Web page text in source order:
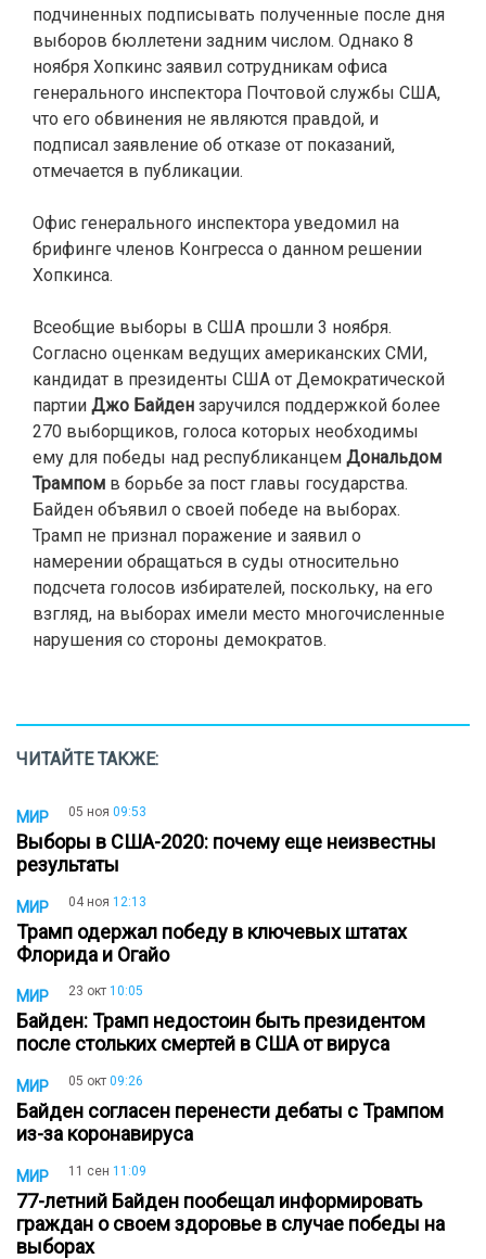
подчиненных подписывать полученные после дня
выборов бюллетени задним числом. Однако 8
ноября Хопкинс заявил сотрудникам офиса
генерального инспектора Почтовой службы США,
что его обвинения не являются правдой, и
подписал заявление об отказе от показаний,
отмечается в публикации.
Офис генерального инспектора уведомил на
брифинге членов Конгресса о данном решении
Хопкинса.
Всеобщие выборы в США прошли 3 ноября.
Согласно оценкам ведущих американских СМИ,
кандидат в президенты США от Демократической
партии Джо Байден заручился поддержкой более
270 выборщиков, голоса которых необходимы
ему для победы над республиканцем Дональдом
Трампом в борьбе за пост главы государства.
Байден объявил о своей победе на выборах.
Трамп не признал поражение и заявил о
намерении обращаться в суды относительно
подсчета голосов избирателей, поскольку, на его
взгляд, на выборах имели место многочисленные
нарушения со стороны демократов.
ЧИТАЙТЕ ТАКЖЕ:
МИР 05 ноя 09:53
Выборы в США-2020: почему еще неизвестны
результаты
МИР 04 ноя 12:13
Трамп одержал победу в ключевых штатах
Флорида и Огайо
МИР 23 окт 10:05
Байден: Трамп недостоин быть президентом
после стольких смертей в США от вируса
МИР 05 окт 09:26
Байден согласен перенести дебаты с Трампом
из-за коронавируса
МИР 11 сен 11:09
77-летний Байден пообещал информировать
граждан о своем здоровье в случае победы на
выборах